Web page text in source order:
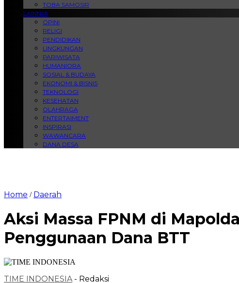
TOBA SAMOSIR
LAINNYA
OPINI
RELIGI
PENDIDIKAN
LINGKUNGAN
PARIWISATA
HUMANIORA
SOSIAL & BUDAYA
EKONOMI & BISNIS
TEKNOLOGI
KESEHATAN
OLAHRAGA
ENTERTAIMENT
INSPIRASI
WAWANCARA
DANA DESA
Home / Daerah
Aksi Massa FPNM di
Penggunaan Dana BTT
TIME INDONESIA - Redaksi